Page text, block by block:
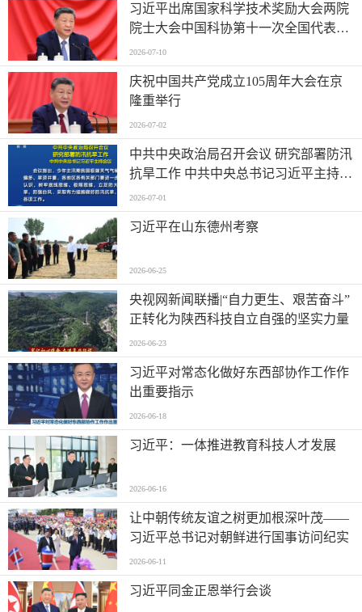
习近平出席国家科学技术奖励大会两院
院士大会中国科协第十一次全国代表大
会并发表重要讲话
2026-07-10
庆祝中国共产党成立105周年大会在京
隆重举行
2026-07-02
中共中央政治局召开会议 研究部署防汛
抗旱工作 中共中央总书记习近平主持会
议
2026-07-01
习近平在山东德州考察
2026-06-25
央视网新闻联播|“自力更生、艰苦奋斗”
正转化为陕西科技自立自强的坚实力量
2026-06-23
习近平对常态化做好东西部协作工作作
出重要指示
2026-06-18
习近平：一体推进教育科技人才发展
2026-06-16
让中朝传统友谊之树更加根深叶茂——
习近平总书记对朝鲜进行国事访问纪实
2026-06-11
习近平同金正恩举行会谈